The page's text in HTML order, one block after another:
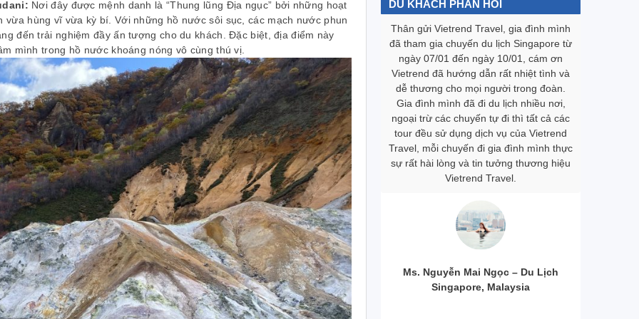
: Nơi đây được mệnh danh là “Thung lũng Địa ngục” bởi những hoạt
vừa hùng vĩ vừa kỳ bí. Với những hồ nước sôi sục, các mạch nước phun
đến trải nghiệm đầy ấn tượng cho du khách. Đặc biệt, địa điểm này
mình trong hồ nước khoáng nóng vô cùng thú vị.
DU KHÁCH PHẢN HỒI
đến Vietrend Travel qua chương
“Team Building” của Công ty. Lần
với tour đi Thái Lan, mình khá hài
với Vietrend Travel từ lúc đón tiếp
đặt tour, nhận vé, chương trình
được đi đúng và đủ chương trình,
sạn, ăn uống cũng được gia đình
đánh giá rất cao về thái độ phục vụ
như chất lượng từ Vietrend Travel.
2 hướng dẫn viên của Vietrend
và hướng dẫn viên địa phương
dễ thương, vui vẻ, hòa đồng, chu
đáo với thành viên trong đoàn.
Xin chân thành cám ơn!
Hoàng Vân – Du Lịch Thái Lan
Hành trình tới đất Phật của đoàn chúng
tôi thật bất ngờ và quá may mắn mọi
việc đến với tôi và cả đoàn thật sự tốt
đẹp và viên mãn. Hai bạn HDV làm việc
rất chuyên nghiệp, phối hợp ăn ý với
nhau đã giúp chúng tôi chiêm bái trọn
vẹn các thánh tích Phật Giáo trong
chương trình và thậm chí tiết kiệm được
thời gian để mọi người trải nghiệm bảo
tàng Xá Lợi Phật ngoài chương trình. Tôi
cám ơn các bạn, đặc biệt là hai bạn
HDV. Cám ơn Vietrend Travel đã giúp
chúng tôi có một chuyến đi hoàn hảo và
rất mong gặp lại các bạn trong chuyến đi
sắp đến của Tôi và gia đình. Chúc các
bạn sức khỏe, hạnh phúc và ngày càng
thành công mỹ mãn trong công việc.
Thân gửi Vietrend Travel, gia đình mình
đã tham gia chuyến du lịch Singapore từ
ngày 07/01 đến ngày 10/01, cám ơn
Vietrend đã hướng dẫn rất nhiệt tình và
dễ thương cho mọi người trong đoàn.
Gia đình mình đã đi du lịch nhiều nơi,
ngoại trừ các chuyến tự đi thì tất cả các
tour đều sử dụng dịch vụ của Vietrend
Travel, mỗi chuyến đi gia đình mình thực
sự rất hài lòng và tin tưởng thương hiệu
Vietrend Travel.
Ms. Nguyễn Mai Ngọc – Du Lịch
Singapore, Malaysia